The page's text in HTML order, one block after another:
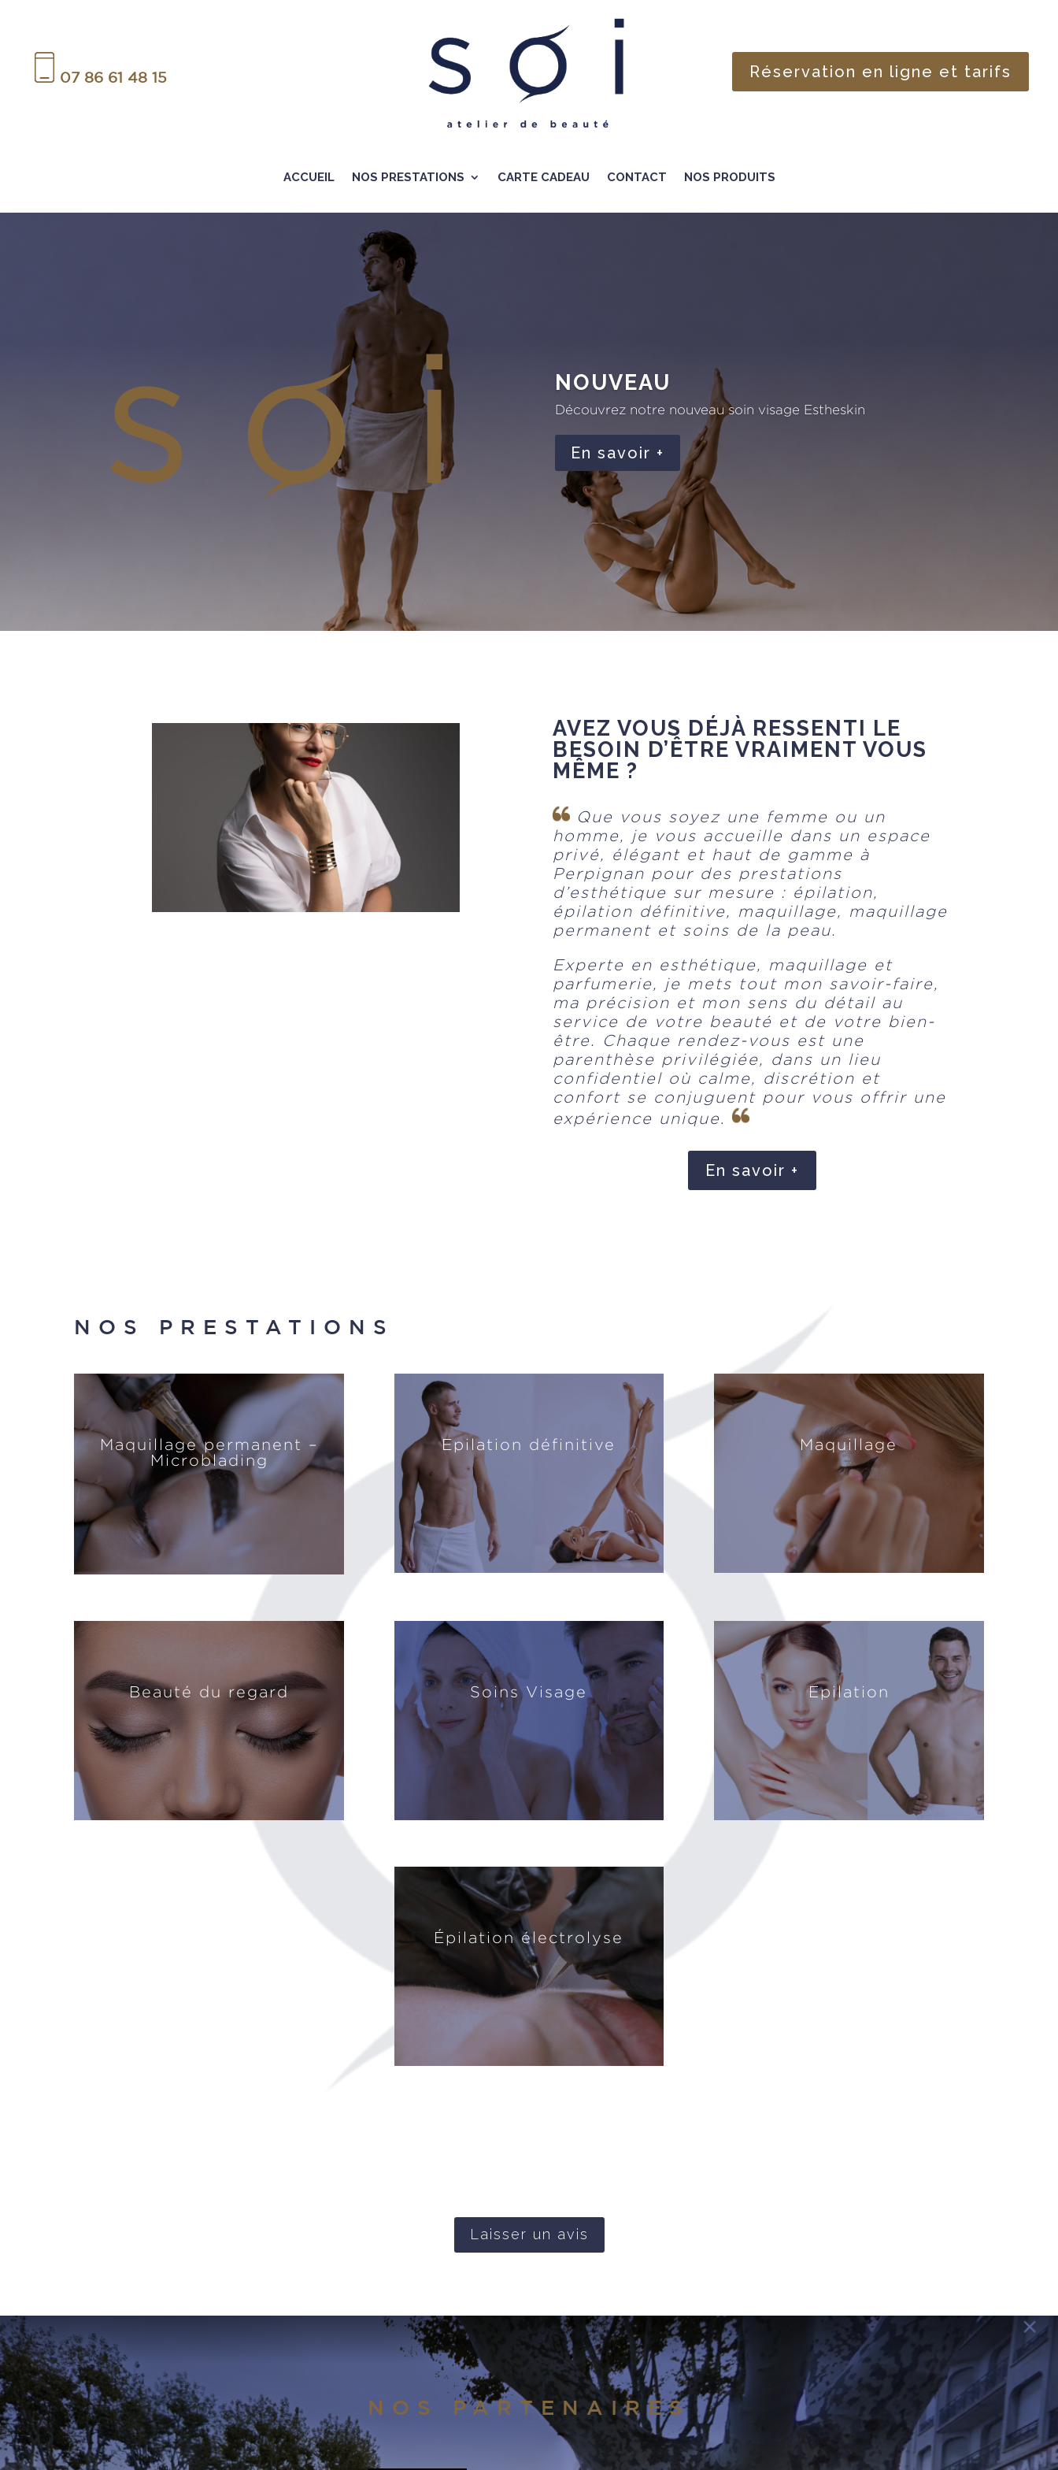
07 86 61 48 15 Réservation en ligne et tarifs
ACCUEIL NOS PRESTATIONS CARTE CADEAU CONTACT NOS PRODUITS
NOUVEAU
Découvrez notre nouveau soin visage Estheskin
En savoir +
AVEZ VOUS DÉJÀ RESSENTI LE
BESOIN D’ÊTRE VRAIMENT VOUS
MÊME ?
Que vous soyez une femme ou un
homme, je vous accueille dans un espace
privé, élégant et haut de gamme à
Perpignan pour des prestations
d’esthétique sur mesure : épilation,
épilation définitive, maquillage, maquillage
permanent et soins de la peau.
Experte en esthétique, maquillage et
parfumerie, je mets tout mon savoir-faire,
ma précision et mon sens du détail au
service de votre beauté et de votre bien-
être. Chaque rendez-vous est une
parenthèse privilégiée, dans un lieu
confidentiel où calme, discrétion et
confort se conjuguent pour vous offrir une
expérience unique
En savoir +
NOS PRESTATIONS
Maquillage permanent –
Microblading
Epilation définitive Maquillage
Beauté du regard Soins Visage Epilation
Épilation électrolyse
Laisser un avis
NOS PARTENAIRES